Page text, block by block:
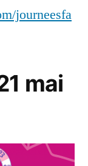
journeesfa
mai